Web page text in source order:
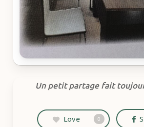
Un petit partage fait
Love 0